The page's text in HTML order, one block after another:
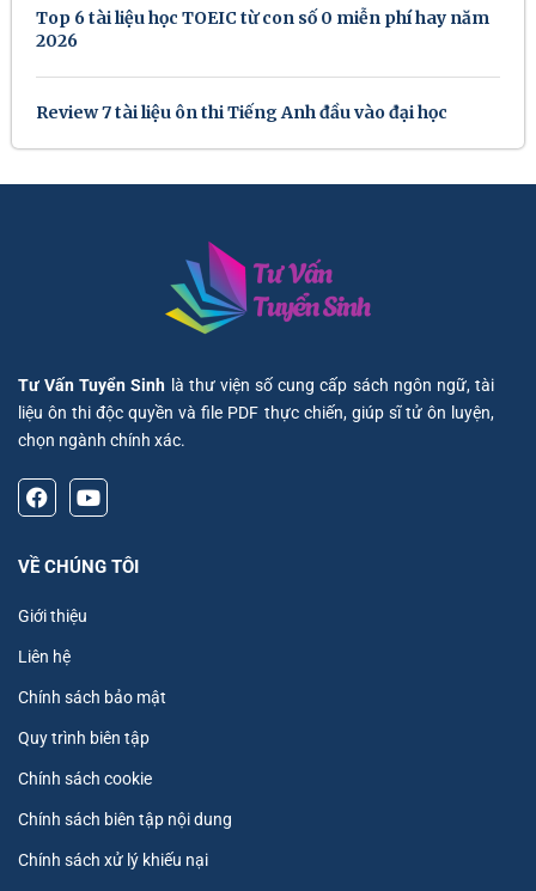
Top 6 tài liệu học TOEIC từ con số 0 miễn phí hay năm
2026
Review 7 tài liệu ôn thi Tiếng Anh đầu vào đại học
Tư Vấn Tuyển Sinh là thư viện số cung cấp sách ngôn ngữ, tài
liệu ôn thi độc quyền và file PDF thực chiến, giúp sĩ tử ôn luyện,
chọn ngành chính xác.
VỀ CHÚNG TÔI
Giới thiệu
Liên hệ
Chính sách bảo mật
Quy trình biên tập
Chính sách cookie
Chính sách biên tập nội dung
Chính sách xử lý khiếu nại